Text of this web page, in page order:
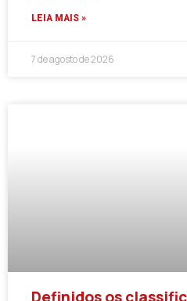
LEIA MAIS »
7 de agosto de 2026